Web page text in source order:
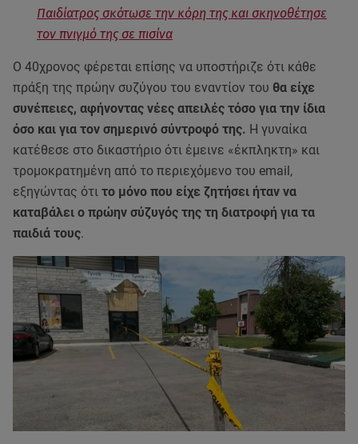
Παιδίατρος σκότωσε την κόρη της και σκηνοθέτησε
τον πνιγμό της σε πισίνα
Ο 40χρονος φέρεται επίσης να υποστήριζε ότι κάθε
πράξη της πρώην συζύγου του εναντίον του θα είχε
συνέπειες, αφήνοντας νέες απειλές τόσο για την ίδια
όσο και για τον σημερινό σύντροφό της. Η γυναίκα
κατέθεσε στο δικαστήριο ότι έμεινε «έκπληκτη» και
τρομοκρατημένη από το περιεχόμενο του email,
εξηγώντας ότι το μόνο που είχε ζητήσει ήταν να
καταβάλει ο πρώην σύζυγός της τη διατροφή για τα
παιδιά τους.